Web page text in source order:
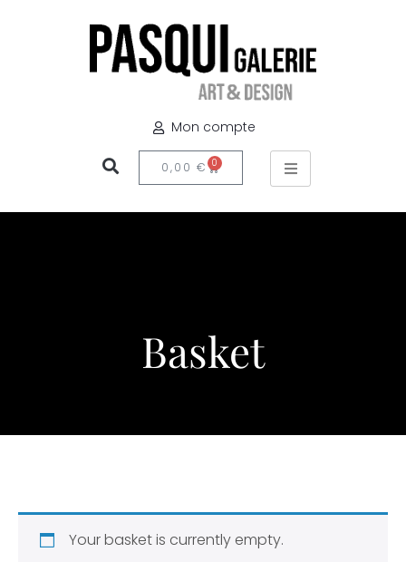
Mon compte
0,00 € 0
Basket
Your basket is currently empty.